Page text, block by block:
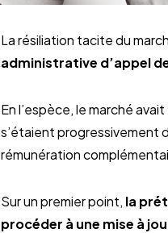
La résiliation tacite du
administrative d’appel
En l’espèce, le marché
s’étaient progressivement
rémunération
Sur un premier point, la
procéder à une mise à